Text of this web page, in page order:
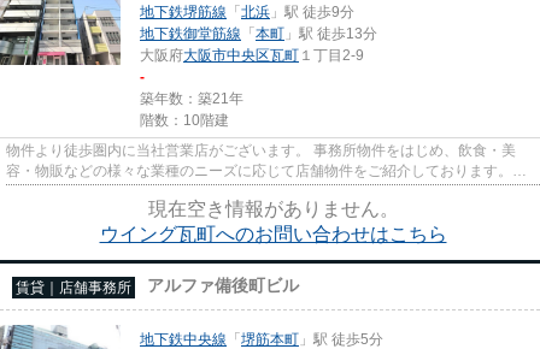
地下鉄堺筋線 「北浜 」駅 徒歩9分
地下鉄御堂筋線 「本町 」駅 徒歩13分
大阪府大阪市中央区瓦町 １丁目2-9
-
築年数：築21年
階数：10階建
物件より徒歩圏内に当社営業店がございます。 事務所物件をはじめ、飲食・美
容・物販などの様々な業種のニーズに応じて店舗物件をご紹介しております。
尚、弊社ではおとり広告は一切...
現在空き情報がありません。
ウイング瓦町へのお問い合わせはこちら
賃貸｜店舗事務所 アルファ備後町ビル
地下鉄中央線 「堺筋本町 」駅 徒歩5分